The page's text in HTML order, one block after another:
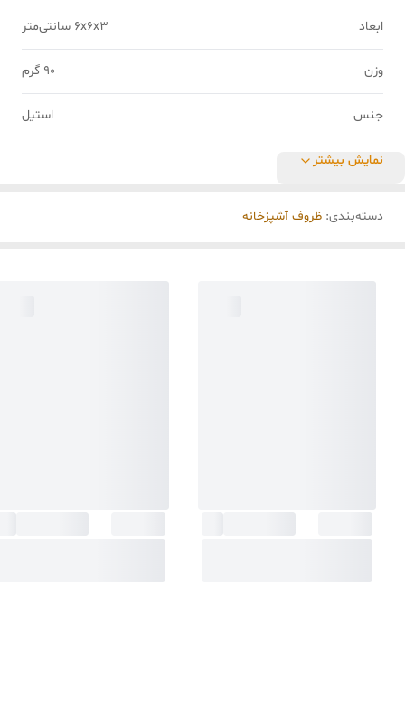
ابعاد 6x6x3 سانتی‌متر
وزن 90 گرم
جنس استیل
نمایش بیشتر
دسته‌بندی: ظروف آشپزخانه